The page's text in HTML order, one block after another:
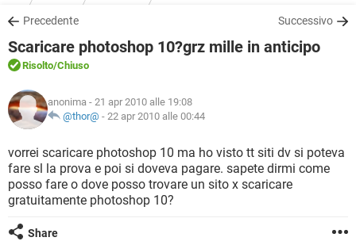
iOS
INSTAGRAM WHATSAPP
TIKTOK
HARDWARE
COVID-19
iOS
INSTAGRAM
TIKTOK FACEBOOK
DOWNLOAD
COVID-19 GAMING
INTRATTENIMENTO
iOS WINDOWS 10
INSTAGRAM
TIKTOK FACEBOOK
HARDWARE
FORUM
COVID-19
INTRATTENIMENTO ANDROID
INSTAGRAM WHATSAPP
TIKTOK
HARDWARE
GLOSSARIO
COVID-19
INTRATTENIMENTO ANDROID
iOS WINDOWS 10
TIKTOK
Precedente Successivo
Scaricare photoshop 10?grz mille in anticipo
Risolto/Chiuso
anonima - 21 apr 2010 alle 19:08
@thor@ - 22 apr 2010 alle 00:44
vorrei scaricare photoshop 10 ma ho visto tt siti dv si poteva
fare sl la prova e poi si doveva pagare. sapete dirmi come
posso fare o dove posso trovare un sito x scaricare
gratuitamente photoshop 10?
Share